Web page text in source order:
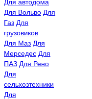
Для автодома
Для Вольво Для
Газ Для
грузовиков
Для Маз Для
Мерседес Для
ПАЗ Для Рено
Для
сельхозтехники
Для